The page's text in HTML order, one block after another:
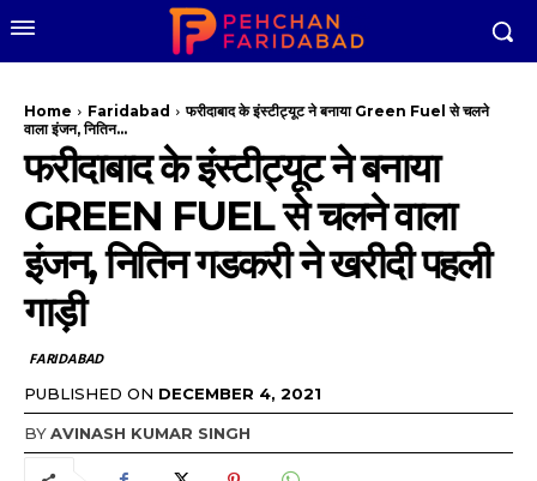
Home Faridabad
फरीदाबाद के इंस्टीट्यूट ने बनाया Green Fuel से चलने
वाला इंजन, नितिन...
फरीदाबाद के इंस्टीट्यूट ने बनाया
GREEN FUEL से चलने वाला
इंजन, नितिन गडकरी ने खरीदी पहली
गाड़ी
FARIDABAD
PUBLISHED ON DECEMBER 4, 2021
BYAVINASH KUMAR SINGH